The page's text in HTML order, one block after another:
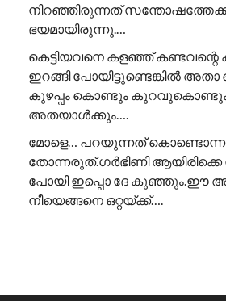
നിറഞ്ഞിരുന്നത്
ഭയമായിരുന്നു.…
കെട്ടിയവനെ കളഞ്ഞ്
ഇറങ്ങി പോയിട്ടുണ്ടെങ്കിൽ അതാ
കുഴപ്പം കൊണ്ടും
അതയാൾക്കും….
മോളെ… പറയുന്നത്
തോന്നരുത്.ഗർഭിണി ആയിരിക്കെ
പോയി ഇപ്പൊ ദേ കുഞ്ഞും.ഈ
നീയെങ്ങനെ ഒറ്റയ്ക്ക്….